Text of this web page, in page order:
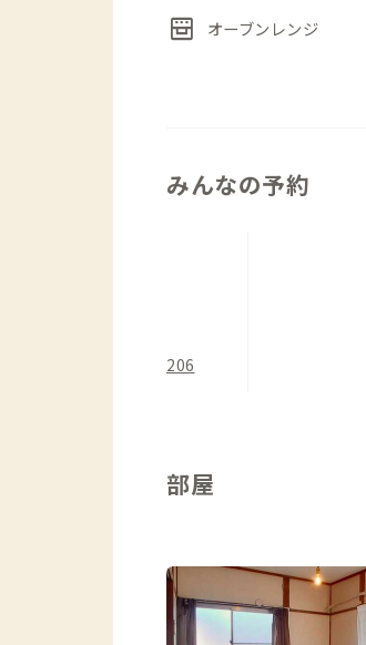
展、ポップアップショ
す。古民家好きの方
oven_gen オーブンレンジ
みんなの予約
206
部屋